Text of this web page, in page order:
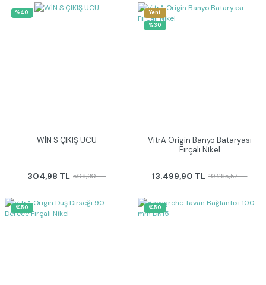
%40
WİN S ÇIKIŞ UCU
304,98 TL 508,30 TL
Yeni
%30
VitrA Origin Banyo Bataryası
Fırçalı Nikel
13.499,90 TL 19.285,57 TL
%50 %50